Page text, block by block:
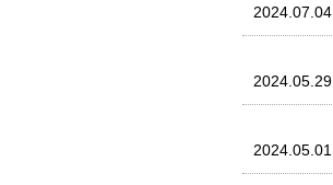
2024.07.04
2024.05.29
2024.05.01